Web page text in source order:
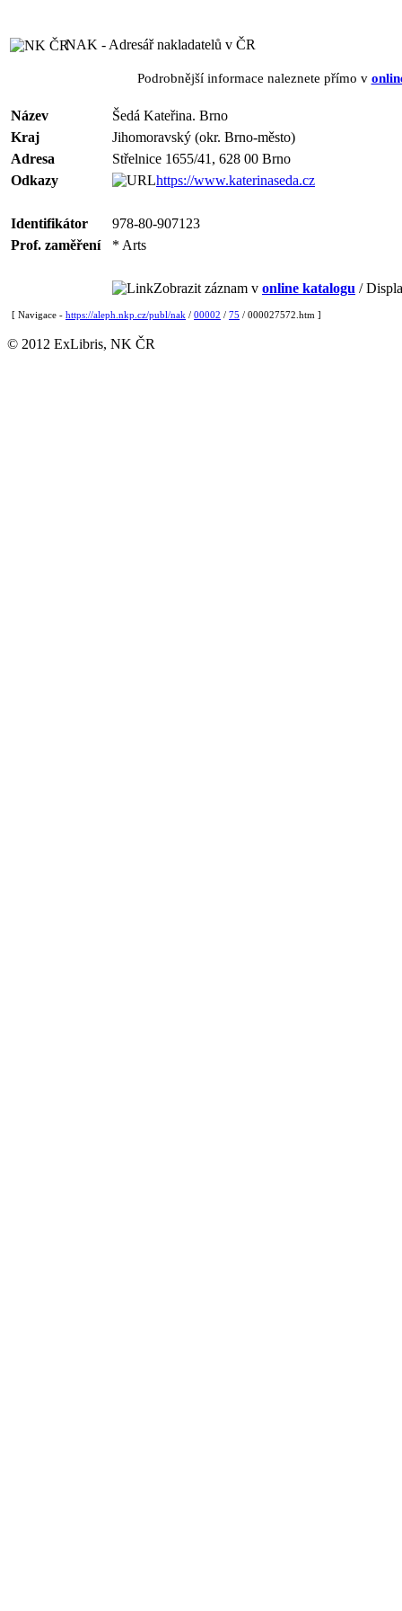
NAK - Adresář nakladatelů v ČR
Podrobnější informace naleznete přímo v
Název
Šedá Kateřina. Brno
Kraj
Jihomoravský (okr. Brno-město)
Adresa
Střelnice 1655/41, 628 00 Brno
Odkazy
https://www.katerinaseda.cz
Identifikátor
978-80-907123
Prof. zaměření
* Arts
Zobrazit záznam v online katalogu /
[ Navigace - https://aleph.nkp.cz/publ/nak / 00002 / 75 / 000027572.htm ]
© 2012 ExLibris, NK ČR